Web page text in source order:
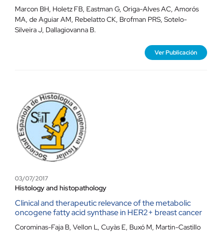
Marcon BH, Holetz FB, Eastman G, Origa-Alves AC, Amorós
MA, de Aguiar AM, Rebelatto CK, Brofman PRS, Sotelo-
Silveira J, Dallagiovanna B.
Ver Publicación
03/07/2017
Histology and histopathology
Clinical and therapeutic relevance of the metabolic
oncogene fatty acid synthase in HER2+ breast cancer
Corominas-Faja B, Vellon L, Cuyàs E, Buxó M, Martin-Castillo